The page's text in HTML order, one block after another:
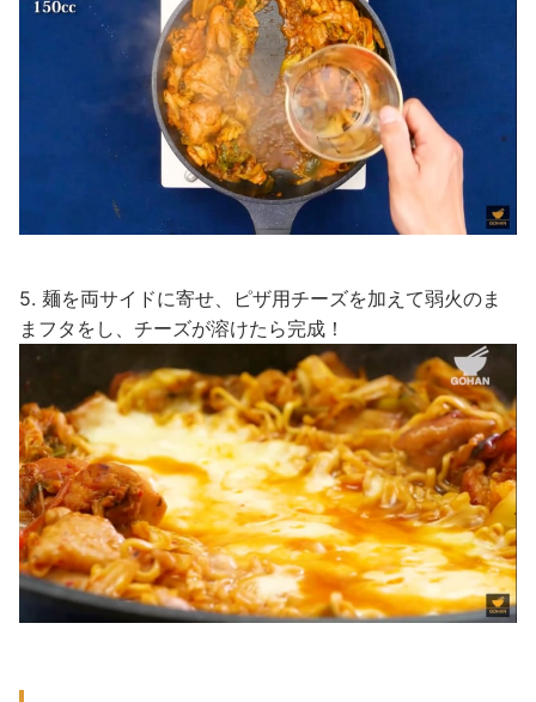
5. 麺を両サイドに寄せ、ピザ用チーズを加えて弱火のま
まフタをし、チーズが溶けたら完成！